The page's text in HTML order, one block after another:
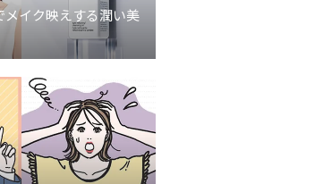
イク映えする潤い美